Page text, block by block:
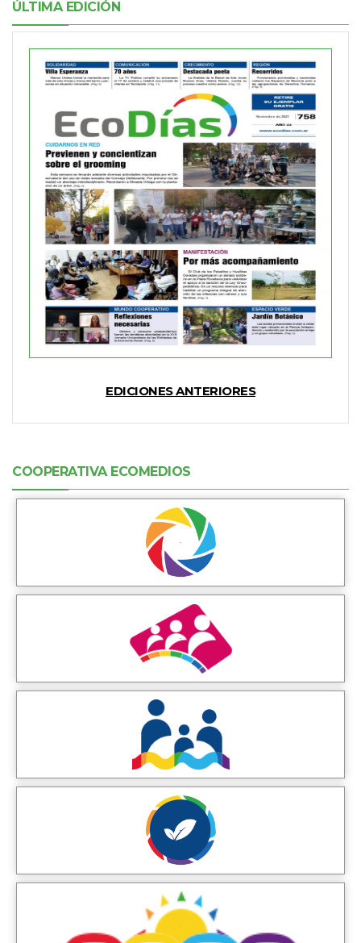
ÚLTIMA EDICIÓN
EDICIONES ANTERIORES
COOPERATIVA ECOMEDIOS